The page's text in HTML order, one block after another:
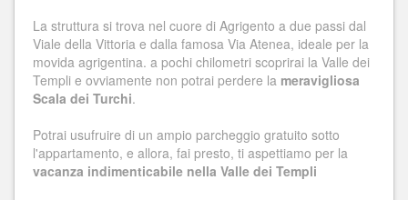
La struttura si trova nel cuore di Agrigento a due passi dal
Viale della Vittoria e dalla famosa Via Atenea, ideale per la
movida agrigentina. a pochi chilometri scoprirai la Valle dei
Templi e ovviamente non potrai perdere la meravigliosa
Scala dei Turchi.
Potrai usufruire di un ampio parcheggio gratuito sotto
l'appartamento, e allora, fai presto, ti aspettiamo per la
vacanza indimenticabile nella Valle dei Templi